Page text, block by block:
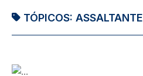
TÓPICOS: ASSALTANTE
Imagem